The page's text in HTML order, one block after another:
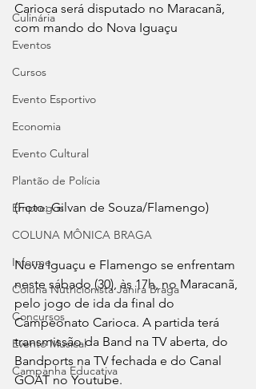
Culinária
Eventos
Cursos
Evento Esportivo
Economia
Evento Cultural
Plantão de Polícia
Empregos
COLUNA MÔNICA BRAGA
Informe
Coluna Nutricionista Janira Braga
Concursos
Evento Musical
Campanha Educativa
Carioca será disputado no Maracanã,
com mando do Nova Iguaçu
(Foto: Gilvan de Souza/Flamengo)
Nova Iguaçu e Flamengo se enfrentam
neste sábado (30), às 17h, no Maracanã,
pelo jogo de ida da final do
Campeonato Carioca. A partida terá
transmissão da Band na TV aberta, do
Bandports na TV fechada e do Canal
GOAT no Youtube.